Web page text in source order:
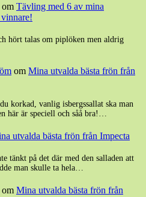
om Tävling med 6 av mina
hört talas om piplöken men aldrig
om Mina utvalda bästa frön från
korkad, vanlig isbergssallat ska man
här är speciell och såå bra!…
utvalda bästa frön från Impecta
tänkt på det där med den salladen att
man skulle ta hela…
om Mina utvalda bästa frön från